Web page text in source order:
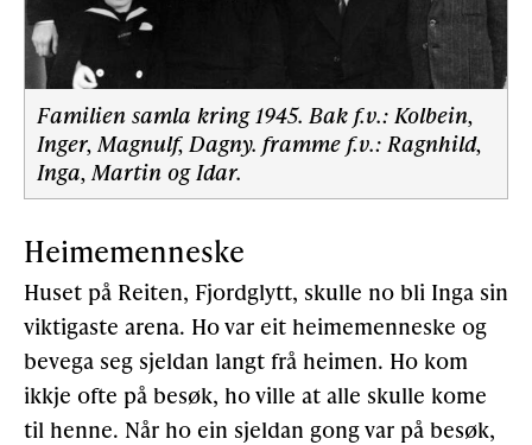
Familien samla kring 1945. Bak f.v.: Kolbein,
Inger, Magnulf, Dagny. framme f.v.: Ragnhild,
Inga, Martin og Idar.
Heimemenneske
Huset på Reiten, Fjordglytt, skulle no bli Inga sin
viktigaste arena. Ho var eit heimemenneske og
bevega seg sjeldan langt frå heimen. Ho kom
ikkje ofte på besøk, ho ville at alle skulle kome
til henne. Når ho ein sjeldan gong var på besøk,